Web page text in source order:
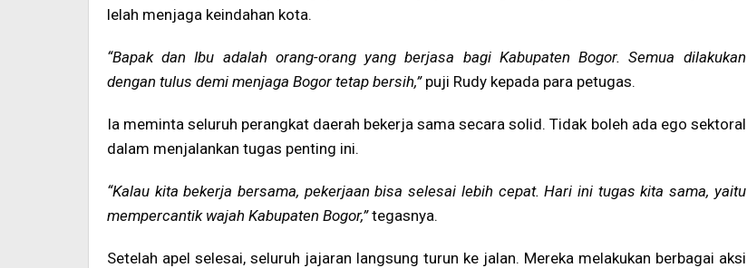
lelah menjaga keindahan kota.
“Bapak dan Ibu adalah orang-orang yang berjasa bagi Kabupaten Bogor. Semua dilakukan
dengan tulus demi menjaga Bogor tetap bersih,”puji Rudy kepada para petugas.
Ia meminta seluruh perangkat daerah bekerja sama secara solid. Tidak boleh ada ego sektoral
dalam menjalankan tugas penting ini.
“Kalau kita bekerja bersama, pekerjaan bisa selesai lebih cepat. Hari ini tugas kita sama, yaitu
mempercantik wajah Kabupaten Bogor,”tegasnya.
Setelah apel selesai, seluruh jajaran langsung turun ke jalan. Mereka melakukan berbagai aksi